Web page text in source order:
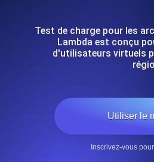
Test de charge pour les
Lambda est conçu
d'utilisateurs virtuels
Utiliser le
Inscrivez-vous